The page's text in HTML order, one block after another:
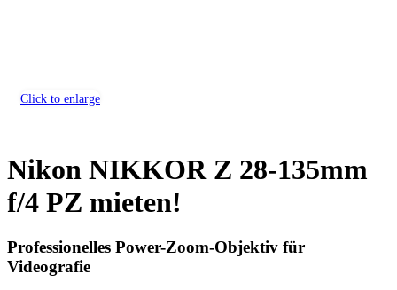
Click to enlarge
Nikon NIKKOR Z 28-135mm
f/4 PZ mieten!
Professionelles Power-Zoom-Objektiv für
Videografie